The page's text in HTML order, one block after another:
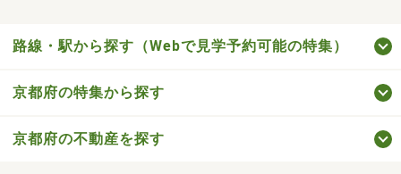
路線・駅から探す（Webで見学予約可能の特集）
京都府の特集から探す
京都府の不動産を探す